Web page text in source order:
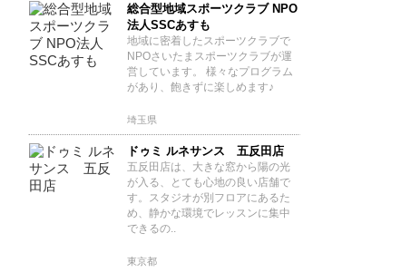
総合型地域スポーツクラブ NPO
法人SSCあすも
地域に密着したスポーツクラブで
NPOさいたまスポーツクラブが運
営しています。 様々なプログラム
があり、飽きずに楽しめます♪
埼玉県
ドゥミ ルネサンス 五反田店
五反田店は、大きな窓から陽の光
が入る、とても心地の良い店舗で
す。スタジオが別フロアにあるた
め、静かな環境でレッスンに集中
できるの..
東京都